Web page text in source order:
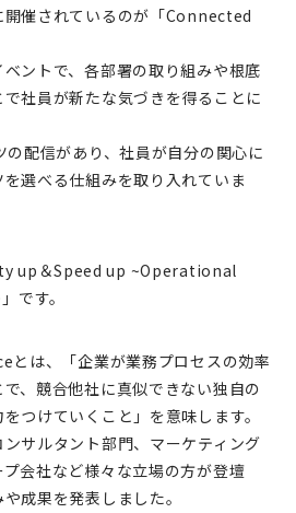
開催されているのが「Connected
ントで、各部署の取り組みや根底
社員が新たな気づきを得ることに
配信があり、社員が自分の関心に
選べる仕組みを取り入れていま
up＆Speed up ~Operational
です。
は、「企業が業務プロセスの効率
、競合他社に真似できない独自の
つけていくこと」を意味します。
サルタント部門、マーケティング
会社など様々な立場の方が登壇
成果を発表しました。